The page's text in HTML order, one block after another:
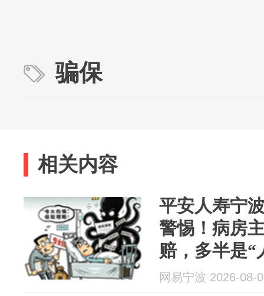
骗保
相关内容
平安人寿宁
警惕！病房
赔，多半是“
网易宁波 2026-08-